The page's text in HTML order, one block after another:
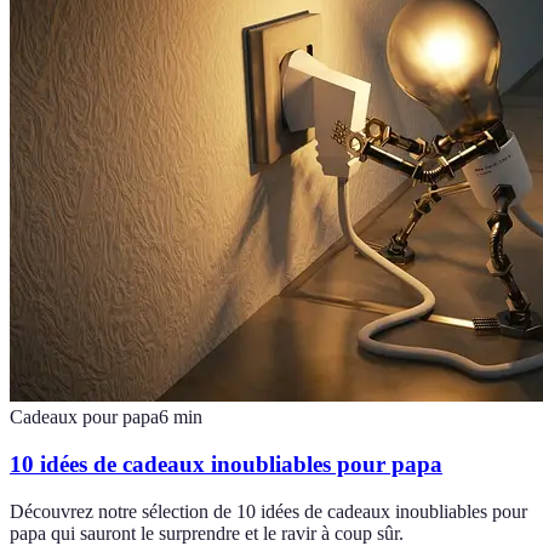
Cadeaux pour papa6 min
10 idées de cadeaux inoubliables pour papa
Découvrez notre sélection de 10 idées de cadeaux inoubliables pour
papa qui sauront le surprendre et le ravir à coup sûr.